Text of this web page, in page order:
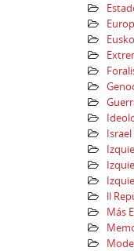
Israel
ll
Más